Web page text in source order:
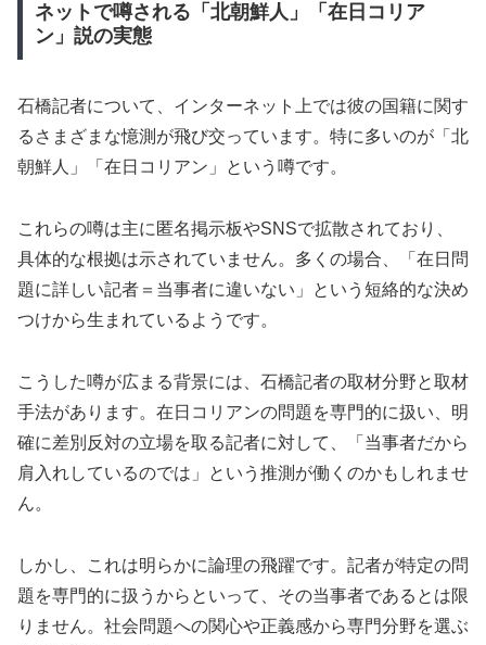
ネットで噂される「北朝鮮人」「在日コリア
ン」説の実態
石橋記者について、インターネット上では彼の国籍に関す
るさまざまな憶測が飛び交っています。特に多いのが「北
朝鮮人」「在日コリアン」という噂です。
これらの噂は主に匿名掲示板やSNSで拡散されており、
具体的な根拠は示されていません。多くの場合、「在日問
題に詳しい記者＝当事者に違いない」という短絡的な決め
つけから生まれているようです。
こうした噂が広まる背景には、石橋記者の取材分野と取材
手法があります。在日コリアンの問題を専門的に扱い、明
確に差別反対の立場を取る記者に対して、「当事者だから
肩入れしているのでは」という推測が働くのかもしれませ
ん。
しかし、これは明らかに論理の飛躍です。記者が特定の問
題を専門的に扱うからといって、その当事者であるとは限
りません。社会問題への関心や正義感から専門分野を選ぶ